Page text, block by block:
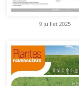
9 juillet 2025